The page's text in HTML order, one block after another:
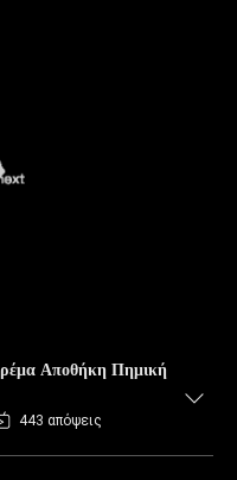
Αποθήκη Πημική
443 απόψεις